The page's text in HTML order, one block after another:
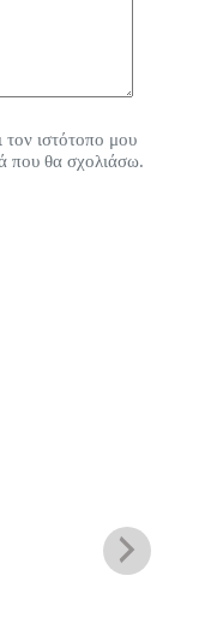
ιστότοπο μου
που θα σχολιάσω.